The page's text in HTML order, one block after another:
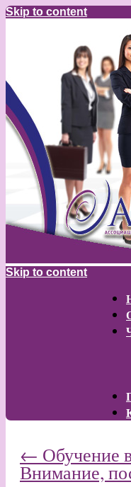
Skip to content
Skip to content
← Обучение
Внимание,